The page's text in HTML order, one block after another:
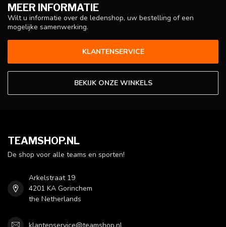
MEER INFORMATIE
Wilt u informatie over de ledenshop, uw bestelling of een
mogelijke samenwerking.
KLANTENSERVICE
BEKIJK ONZE WINKELS
TEAMSHOP.NL
De shop voor alle teams en sporten!
Arkelstraat 19
4201 KA Gorinchem
the Netherlands